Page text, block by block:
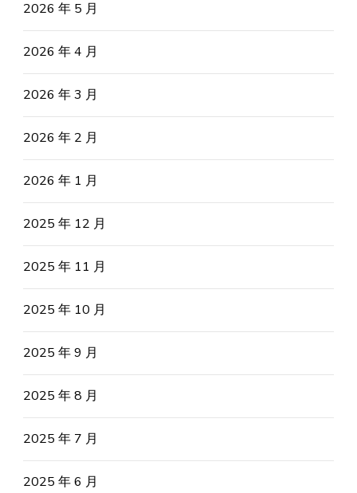
2026 年 5 月
2026 年 4 月
2026 年 3 月
2026 年 2 月
2026 年 1 月
2025 年 12 月
2025 年 11 月
2025 年 10 月
2025 年 9 月
2025 年 8 月
2025 年 7 月
2025 年 6 月